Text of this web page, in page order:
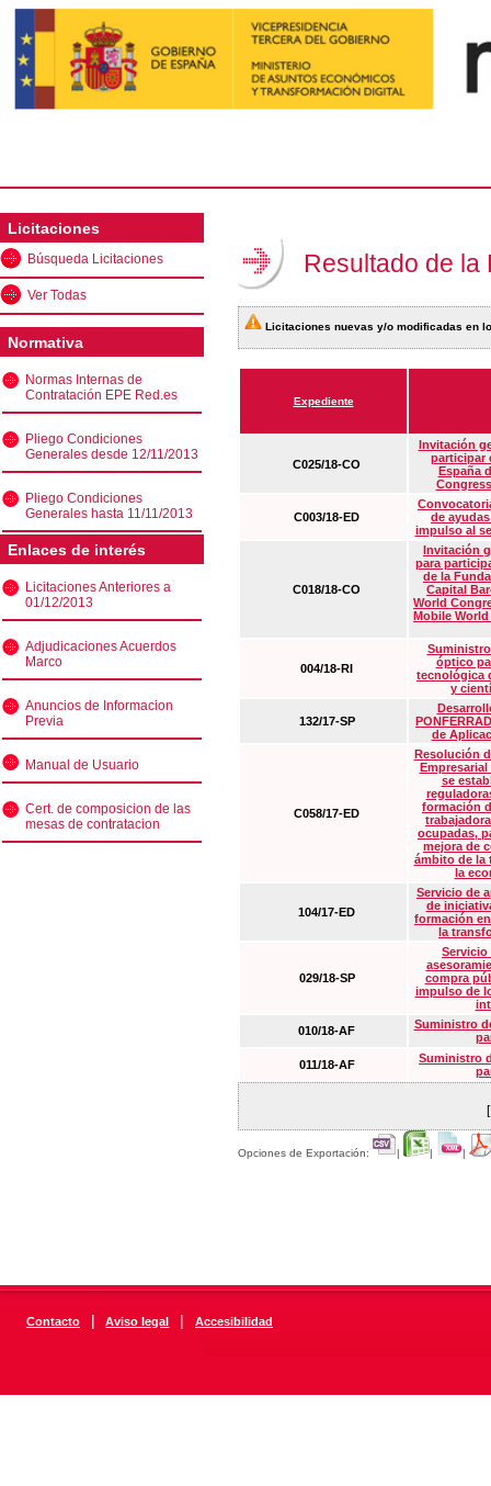
Licitaciones
Búsqueda Licitaciones
Ver Todas
Normativa
Normas Internas de
Contratación EPE Red.es
Pliego Condiciones
Generales desde 12/11/2013
Pliego Condiciones
Generales hasta 11/11/2013
Enlaces de interés
Licitaciones Anteriores a
01/12/2013
Adjudicaciones Acuerdos
Marco
Anuncios de Informacion
Previa
Manual de Usuario
Cert. de composicion de las
mesas de contratacion
Resultado de la
Licitaciones nuevas y/o modificadas en
Expediente
C025/18-CO
Invitación
participar
España
C003/18-ED
de
impulso al
C018/18-CO
Invitación
para
de la
Capital
World
Mobile
004/18-RI
óptico
tecnológica
y
132/17-SP
de
C058/17-ED
Resolución
Empresarial
se
formación
ocupadas,
mejora de
ámbito de la
la
104/17-ED
Servicio de
de
formación
la
029/18-SP
Servicio
compra
impulso de
010/18-AF
Suministro
011/18-AF
Suministro
Opciones de Exportación: | | |
Contacto | Aviso legal | Accesibilidad